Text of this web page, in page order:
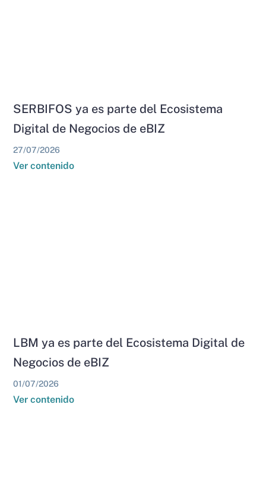
SERBIFOS ya es parte del Ecosistema
Digital de Negocios de eBIZ
27/07/2026
Ver contenido
LBM ya es parte del Ecosistema Digital de
Negocios de eBIZ
01/07/2026
Ver contenido